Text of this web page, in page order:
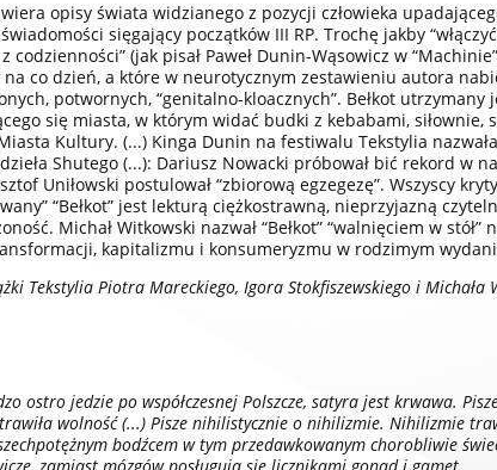
o kinie
KOSZYKA
opisy świata widzianego z pozycji człowieka
sięgający początków III RP. Trochę jakby
codzienności” (jak pisał Paweł Dunin-Wąsowicz w
co dzień, a które w neurotycznym zestawieniu autora
potwornych, “genitalno-kloacznych”. Bełkot
się miasta, w którym widać budki z kebabami,
Kultury. (...) Kinga Dunin na festiwalu Tekstylia
Shutego (...): Dariusz Nowacki próbował bić rekord w
Uniłowski postulował “zbiorową egzegezę”. Wszyscy
“Bełkot” jest lekturą ciężkostrawną, nieprzyjazną
Michał Witkowski nazwał “Bełkot” “walnięciem w
kapitalizmu i konsumeryzmu w rodzimym
Tekstylia Piotra Mareckiego, Igora Stokfiszewskiego i Michała
ostro jedzie po współczesnej Polszcze, satyra jest krwawa.
wolność (...) Pisze nihilistycznie o nihilizmie. Nihilizmie
bodźcem w tym przedawkowanym chorobliwie